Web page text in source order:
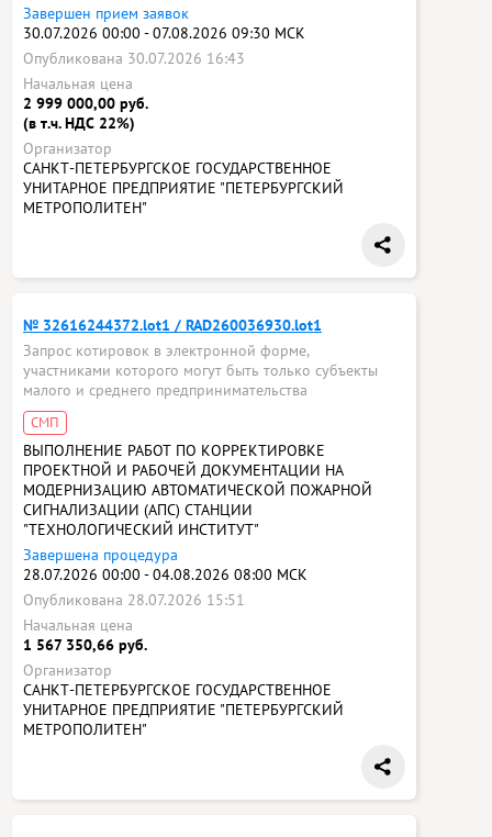
Завершен прием заявок
30.07.2026 00:00 - 07.08.2026 09:30 МСК
Опубликована 30.07.2026 16:43
Начальная цена
2 999 000,00 руб.
(в т.ч. НДС 22%)
Организатор
САНКТ-ПЕТЕРБУРГСКОЕ ГОСУДАРСТВЕННОЕ
УНИТАРНОЕ ПРЕДПРИЯТИЕ "ПЕТЕРБУРГСКИЙ
МЕТРОПОЛИТЕН"
№ 32616244372.lot1 / RAD260036930.lot1
Запрос котировок в электронной форме,
участниками которого могут быть только субъекты
малого и среднего предпринимательства
СМП
ВЫПОЛНЕНИЕ РАБОТ ПО КОРРЕКТИРОВКЕ
ПРОЕКТНОЙ И РАБОЧЕЙ ДОКУМЕНТАЦИИ НА
МОДЕРНИЗАЦИЮ АВТОМАТИЧЕСКОЙ ПОЖАРНОЙ
СИГНАЛИЗАЦИИ (АПС) СТАНЦИИ
"ТЕХНОЛОГИЧЕСКИЙ ИНСТИТУТ"
Завершена процедура
28.07.2026 00:00 - 04.08.2026 08:00 МСК
Опубликована 28.07.2026 15:51
Начальная цена
1 567 350,66 руб.
Организатор
САНКТ-ПЕТЕРБУРГСКОЕ ГОСУДАРСТВЕННОЕ
УНИТАРНОЕ ПРЕДПРИЯТИЕ "ПЕТЕРБУРГСКИЙ
МЕТРОПОЛИТЕН"